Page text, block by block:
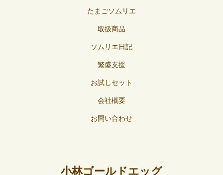
たまごソムリエ
取扱商品
ソムリエ日記
繁盛支援
お試しセット
会社概要
お問い合わせ
小林ゴールドエッグ